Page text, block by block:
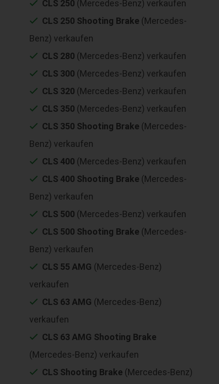
CLS 250 (Mercedes-Benz) verkaufen
CLS 250 Shooting Brake (Mercedes-
Benz) verkaufen
CLS 280 (Mercedes-Benz) verkaufen
CLS 300 (Mercedes-Benz) verkaufen
CLS 320 (Mercedes-Benz) verkaufen
CLS 350 (Mercedes-Benz) verkaufen
CLS 350 Shooting Brake (Mercedes-
Benz) verkaufen
CLS 400 (Mercedes-Benz) verkaufen
CLS 400 Shooting Brake (Mercedes-
Benz) verkaufen
CLS 500 (Mercedes-Benz) verkaufen
CLS 500 Shooting Brake (Mercedes-
Benz) verkaufen
CLS 55 AMG (Mercedes-Benz)
verkaufen
CLS 63 AMG (Mercedes-Benz)
verkaufen
CLS 63 AMG Shooting Brake
(Mercedes-Benz) verkaufen
CLS Shooting Brake (Mercedes-Benz)